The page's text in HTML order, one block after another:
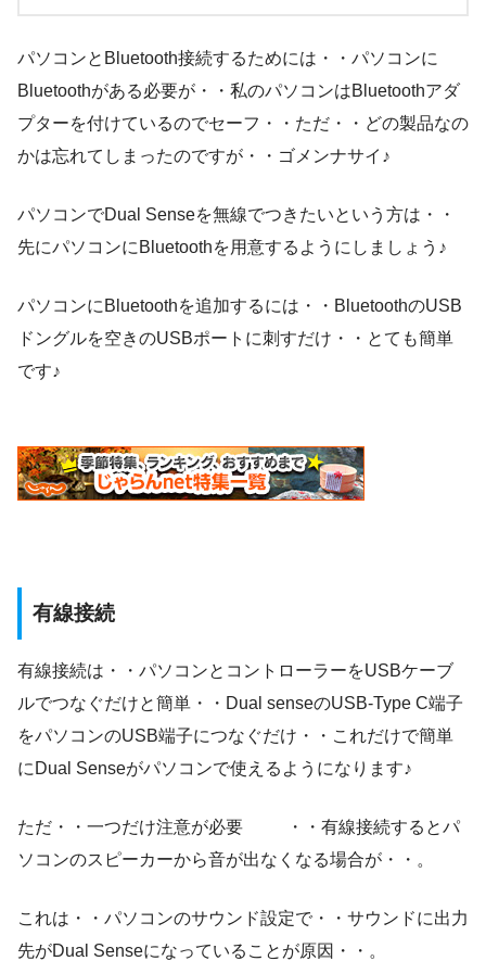
パソコンとBluetooth接続するためには・・パソコンに
Bluetoothがある必要が・・私のパソコンはBluetoothアダ
プターを付けているのでセーフ・・ただ・・どの製品なの
かは忘れてしまったのですが・・ゴメンナサイ♪
パソコンでDual Senseを無線でつきたいという方は・・
先にパソコンにBluetoothを用意するようにしましょう♪
パソコンにBluetoothを追加するには・・BluetoothのUSB
ドングルを空きのUSBポートに刺すだけ・・とても簡単
です♪
有線接続
有線接続は・・パソコンとコントローラーをUSBケーブ
ルでつなぐだけと簡単・・Dual senseのUSB-Type C端子
をパソコンのUSB端子につなぐだけ・・これだけで簡単
にDual Senseがパソコンで使えるようになります♪
ただ・・一つだけ注意が必要 ・・有線接続するとパ
ソコンのスピーカーから音が出なくなる場合が・・。
これは・・パソコンのサウンド設定で・・サウンドに出力
先がDual Senseになっていることが原因・・。